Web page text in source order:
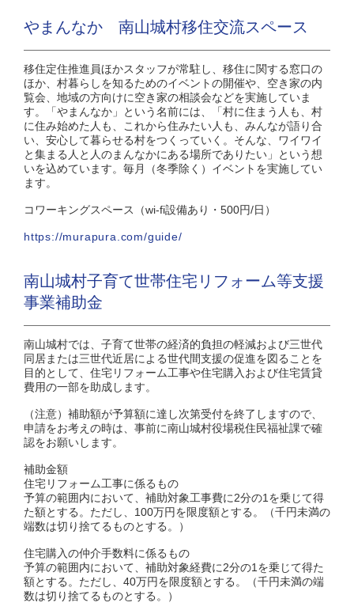
やまんなか 南山城村移住交流スペース
移住定住推進員ほかスタッフが常駐し、移住に関する窓口の
ほか、村暮らしを知るためのイベントの開催や、空き家の内
覧会、地域の方向けに空き家の相談会などを実施していま
す。「やまんなか」という名前には、「村に住まう人も、村
に住み始めた人も、これから住みたい人も、みんなが語り合
い、安心して暮らせる村をつくっていく。そんな、ワイワイ
と集まる人と人のまんなかにある場所でありたい」という想
いを込めています。毎月（冬季除く）イベントを実施してい
ます。
コワーキングスペース（wi-fi設備あり・500円/日）
https://murapura.com/guide/
南山城村子育て世帯住宅リフォーム等支援
事業補助金
南山城村では、子育て世帯の経済的負担の軽減および三世代
同居または三世代近居による世代間支援の促進を図ることを
目的として、住宅リフォーム工事や住宅購入および住宅賃貸
費用の一部を助成します。
（注意）補助額が予算額に達し次第受付を終了しますので、
申請をお考えの時は、事前に南山城村役場税住民福祉課で確
認をお願いします。
補助金額
住宅リフォーム工事に係るもの
予算の範囲内において、補助対象工事費に2分の1を乗じて得
た額とする。ただし、100万円を限度額とする。（千円未満の
端数は切り捨てるものとする。）
住宅購入の仲介手数料に係るもの
予算の範囲内において、補助対象経費に2分の1を乗じて得た
額とする。ただし、40万円を限度額とする。（千円未満の端
数は切り捨てるものとする。）